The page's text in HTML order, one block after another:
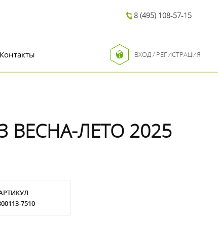
8 (495) 108-57-15
Контакты ВХОД / РЕГИСТРАЦИЯ
ВЕСНА-ЛЕТО 2025
7510